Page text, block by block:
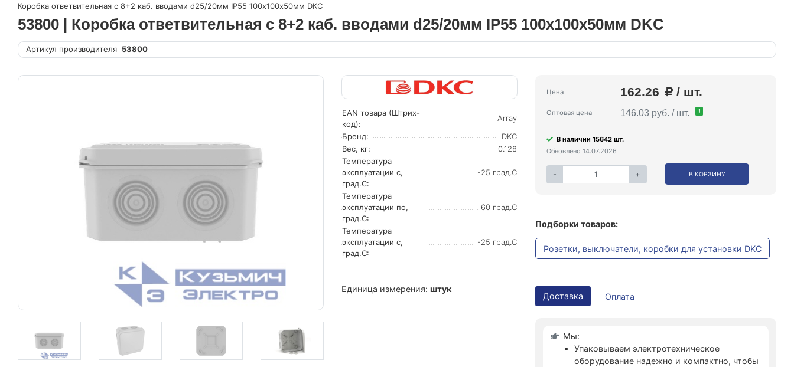
Коробка ответвительная с 8+2 каб. вводами d25/20мм IP55 100х100х50мм DKC
53800 | Коробка ответвительная с 8+2 каб. вводами d25/20мм IP55 100х100х50мм DKC
Артикул производителя 53800
EAN товара (Штрих-
код):
Array
Бренд:
DKC
Вес, кг:
0.128
Температура
эксплуатации с,
град.C:
-25 град.C
Температура
эксплуатации по,
град.C:
60 град.C
Температура
эксплуатации с,
град.C:
-25 град.C
Единица измерения: штук
Цена 162.26 / шт.
Оптовая цена 146.03 руб. / шт. !
В наличии 15642 шт.
Обновлено 14.07.2026
- + В КОРЗИНУ
Подборки товаров:
Розетки, выключатели, коробки для установки DKC
Доставка Оплата
Мы:
Упаковываем электротехническое
оборудование надежно и компактно, чтобы